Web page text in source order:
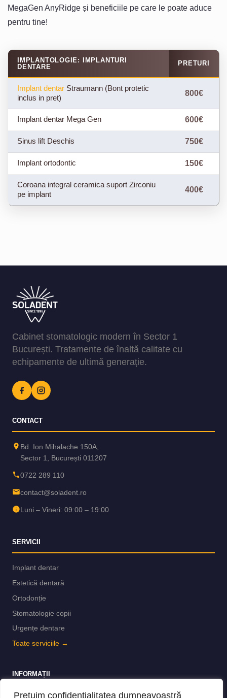
Prețuim confidențialitatea dumneavoastră
MegaGen AnyRidge și beneficiile pe care le poate aduce
pentru tine!
IMPLANTOLOGIE: IMPLANTURI
DENTARE
PRETURI
Implant dentar Straumann (Bont protetic
inclus in pret)
800€
Implant dentar Mega Gen 600€
Sinus lift Deschis 750€
Implant ortodontic 150€
Coroana integral ceramica suport Zirconiu
pe implant
400€
Cabinet stomatologic modern în Sector 1
București. Tratamente de înaltă calitate cu
echipamente de ultimă generație.
CONTACT
Bd. Ion Mihalache 150A,
Sector 1, București 011207
0722 289 110
contact@soladent.ro
Luni – Vineri: 09:00 – 19:00
SERVICII
Implant dentar
Estetică dentară
Ortodonție
Stomatologie copii
Urgențe dentare
Toate serviciile →
INFORMAȚII